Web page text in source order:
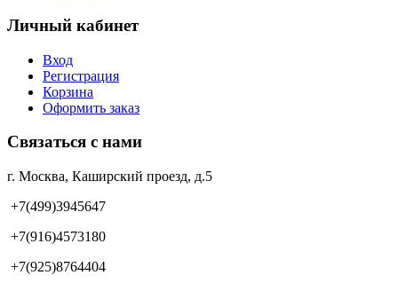
Личный кабинет
Вход
Регистрация
Корзина
Оформить заказ
Связаться с нами
г. Москва, Каширский проезд, д.5
+7(499)3945647
+7(916)4573180
+7(925)8764404